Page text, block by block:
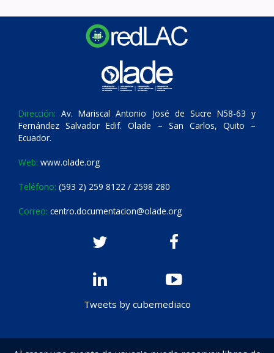
Dirección: Av. Mariscal Antonio José de Sucre N58-63 y
Fernández Salvador Edif. Olade – San Carlos, Quito –
Ecuador.
Web: www.olade.org
Teléfono: (593 2) 259 8122 / 2598 280
Correo: centro.documentacion@olade.org
Tweets by cubemediaco